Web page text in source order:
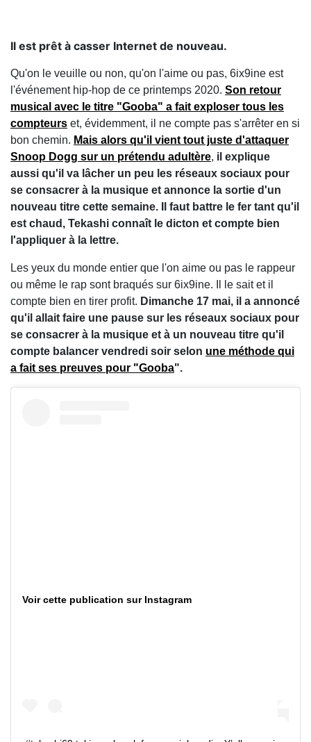
Il est prêt à casser Internet de nouveau.
Qu'on le veuille ou non, qu'on l'aime ou pas, 6ix9ine est
l'événement hip-hop de ce printemps 2020. Son retour
musical avec le titre "Gooba" a fait exploser tous les
compteurs et, évidemment, il ne compte pas s'arrêter en si
bon chemin. Mais alors qu'il vient tout juste d'attaquer
Snoop Dogg sur un prétendu adultère, il explique
aussi qu'il va lâcher un peu les réseaux sociaux pour
se consacrer à la musique et annonce la sortie d'un
nouveau titre cette semaine. Il faut battre le fer tant qu'il
est chaud, Tekashi connaît le dicton et compte bien
l'appliquer à la lettre.
Les yeux du monde entier que l'on aime ou pas le rappeur
ou même le rap sont braqués sur 6ix9ine. Il le sait et il
compte bien en tirer profit. Dimanche 17 mai, il a annoncé
qu'il allait faire une pause sur les réseaux sociaux pour
se consacrer à la musique et à un nouveau titre qu'il
compte balancer vendredi soir selon une méthode qui
a fait ses preuves pour "Gooba".
Voir cette publication sur Instagram